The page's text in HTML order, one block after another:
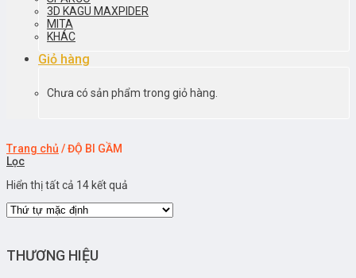
3D KAGU MAXPIDER
MITA
KHÁC
Giỏ hàng
Chưa có sản phẩm trong giỏ hàng.
Trang chủ /ĐỘ BI GẦM
Lọc
Hiển thị tất cả 14 kết quả
THƯƠNG HIỆU